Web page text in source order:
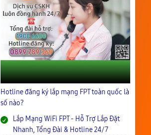
Hotline đăng ký lắp mạng FPT toàn quốc là
số nào?
Lắp Mạng WiFi FPT - Hỗ Trợ Lắp Đặt
Nhanh, Tổng Đài & Hotline 24/7